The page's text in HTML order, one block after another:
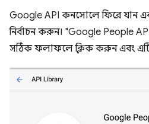
Google API কনসোলে ফিরে যান
নির্বাচন করুন। "Google People
সঠিক ফলাফলে ক্লিক করুন এবং